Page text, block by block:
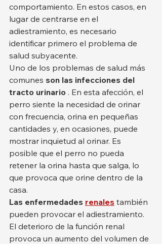
comportamiento. En estos casos, en
lugar de centrarse en el
adiestramiento, es necesario
identificar primero el problema de
salud subyacente.
Uno de los problemas de salud más
comunes son las infecciones del
tracto urinario . En esta afección, el
perro siente la necesidad de orinar
con frecuencia, orina en pequeñas
cantidades y, en ocasiones, puede
mostrar inquietud al orinar. Es
posible que el perro no pueda
retener la orina hasta que salga, lo
que provoca que orine dentro de la
casa.
Las enfermedades renales también
pueden provocar el adiestramiento.
El deterioro de la función renal
provoca un aumento del volumen de